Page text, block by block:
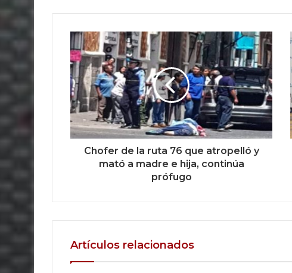
Chofer de la ruta 76 que atropelló y
mató a madre e hija, continúa
prófugo
Artículos relacionados